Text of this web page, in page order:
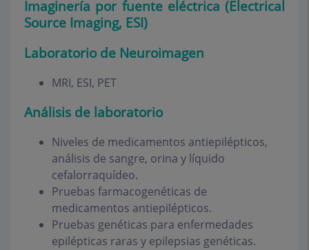
Imaginería por fuente eléctrica (Electrical
Source Imaging, ESI)
Laboratorio de Neuroimagen
MRI, ESI, PET
Análisis de laboratorio
Niveles de medicamentos antiepilépticos,
análisis de sangre, orina y líquido
cefalorraquídeo.
Pruebas farmacogenéticas de
medicamentos antiepilépticos.
Pruebas genéticas para enfermedades
epilépticas raras y epilepsias genéticas.